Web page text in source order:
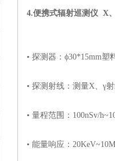
4.便携式辐射巡测仪 X
• 探测器： ϕ30*15mm塑
• 探测射线：测量X、 γ
• 量程范围： 100nSv/
• 能量响应：